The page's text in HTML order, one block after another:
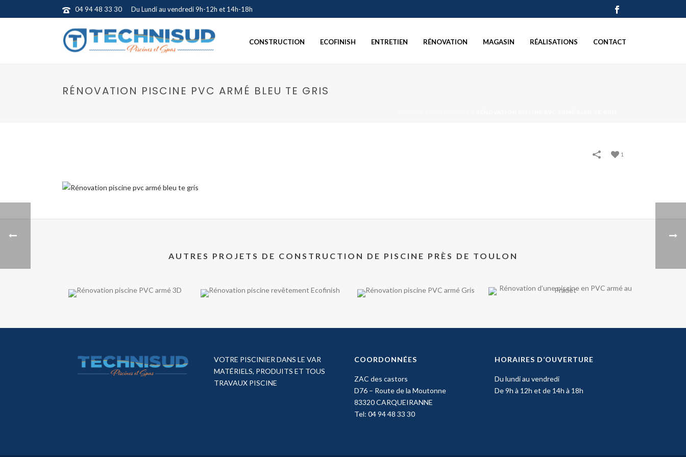
04 94 48 33 30 Du Lundi au vendredi 9h-12h et 14h-18h
CONSTRUCTION ECOFINISH ENTRETIEN RÉNOVATION MAGASIN RÉALISATIONS CONTACT
RÉNOVATION PISCINE PVC ARMÉ BLEU TE GRIS
1
AUTRES PROJETS DE CONSTRUCTION DE PISCINE PRÈS DE TOULON
VOTRE PISCINIER DANS LE VAR
MATÉRIELS, PRODUITS ET TOUS
TRAVAUX PISCINE
COORDONNÉES
ZAC des castors
D76 – Route de la Moutonne
83320 CARQUEIRANNE
Tel: 04 94 48 33 30
HORAIRES D’OUVERTURE
Du lundi au vendredi
De 9h à 12h et de 14h à 18h